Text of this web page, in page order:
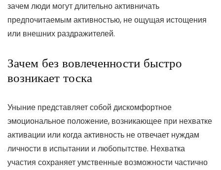
зачем люди могут длительно активничать
предпочитаемым активностью, не ощущая истощения
или внешних раздражителей.
Зачем без вовлеченности быстро
возникает тоска
Уныние представляет собой дискомфортное
эмоциональное положение, возникающее при нехватке
активации или когда активность не отвечает нуждам
личности в испытании и любопытстве. Нехватка
участия сохраняет умственные возможности частично